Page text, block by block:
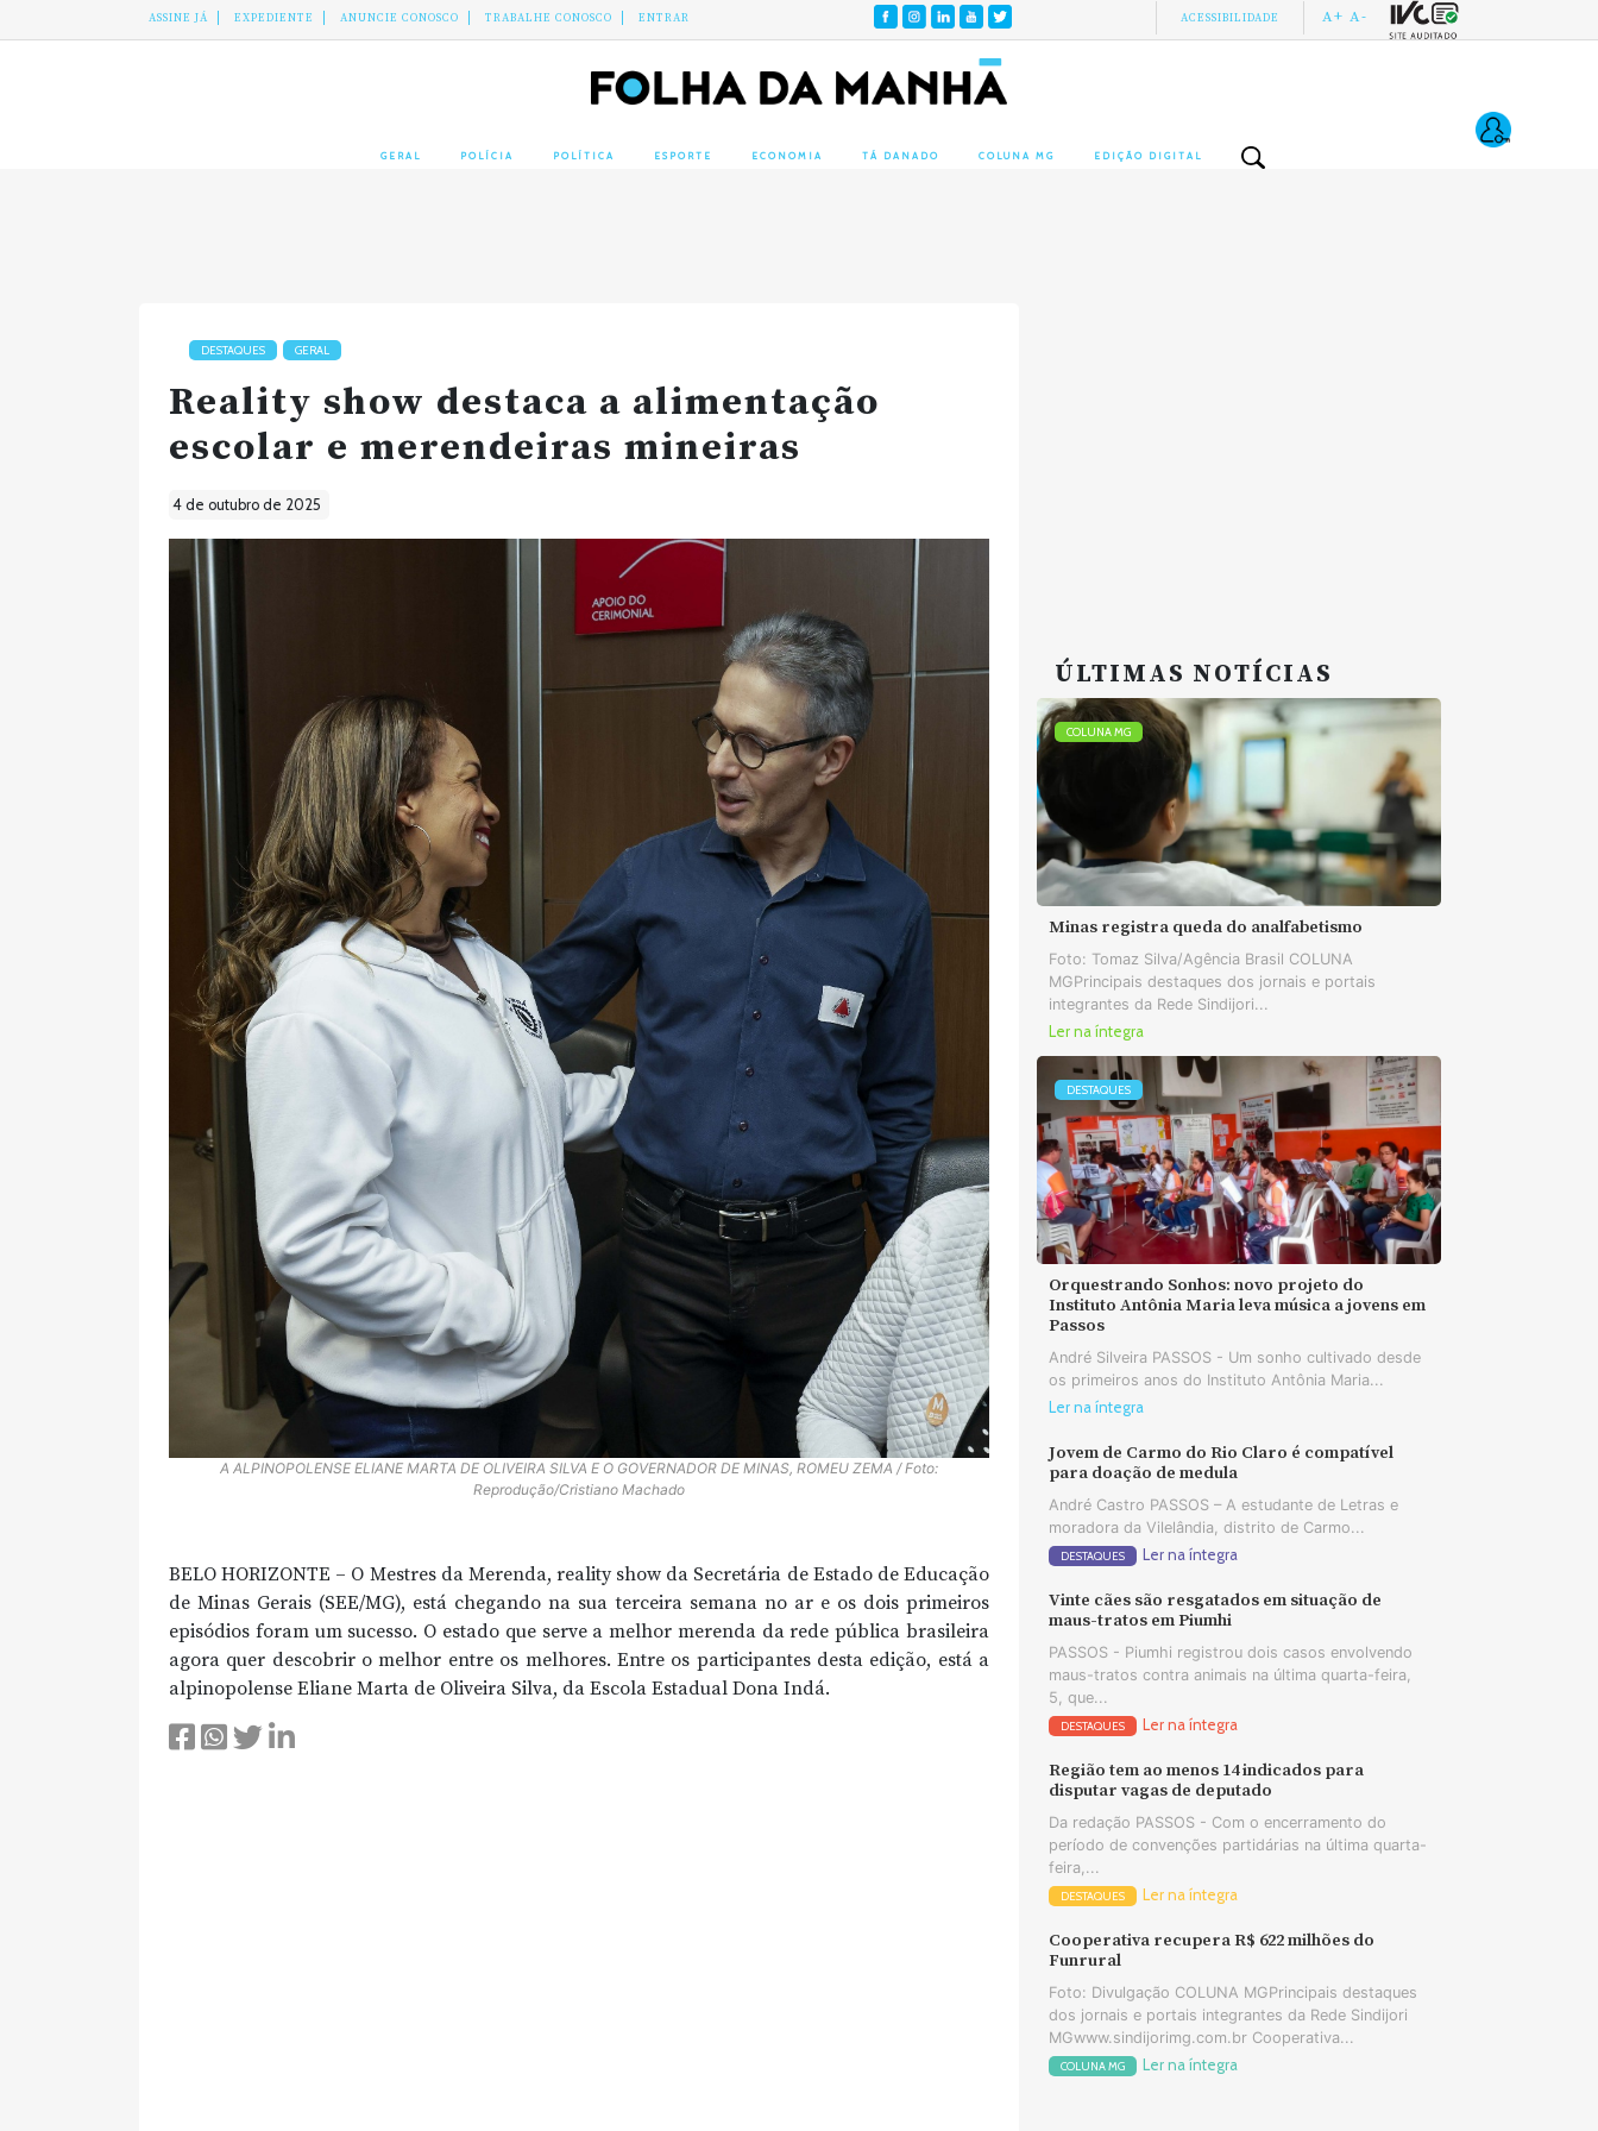
ASSINE JÁ EXPEDIENTE ANUNCIE CONOSCO TRABALHE CONOSCO ENTRAR ACESSIBILIDADE A+ A-
GERAL POLÍCIA POLÍTICA ESPORTE ECONOMIA TÁ DANADO COLUNA MG EDIÇÃO DIGITAL
DESTAQUES GERAL
Reality show destaca a alimentação
escolar e merendeiras mineiras
4 de outubro de 2025
A ALPINOPOLENSE ELIANE MARTA DE OLIVEIRA SILVA E O GOVERNADOR DE MINAS, ROMEU ZEMA / Foto:
Reprodução/Cristiano Machado
BELO HORIZONTE – O Mestres da Merenda, reality show da Secretária de Estado de Educação
de Minas Gerais (SEE/MG), está chegando na sua terceira semana no ar e os dois primeiros
episódios foram um sucesso. O estado que serve a melhor merenda da rede pública brasileira
agora quer descobrir o melhor entre os melhores. Entre os participantes desta edição, está a
alpinopolense Eliane Marta de Oliveira Silva, da Escola Estadual Dona Indá.
ÚLTIMAS NOTÍCIAS
COLUNA MG
Minas registra queda do analfabetismo
Foto: Tomaz Silva/Agência Brasil COLUNA
MGPrincipais destaques dos jornais e portais
integrantes da Rede Sindijori...
Ler na íntegra
DESTAQUES
Orquestrando Sonhos: novo projeto do
Instituto Antônia Maria leva música a jovens em
Passos
André Silveira PASSOS - Um sonho cultivado desde
os primeiros anos do Instituto Antônia Maria...
Ler na íntegra
Jovem de Carmo do Rio Claro é compatível
para doação de medula
André Castro PASSOS – A estudante de Letras e
moradora da Vilelândia, distrito de Carmo...
DESTAQUES Ler na íntegra
Vinte cães são resgatados em situação de
maus-tratos em Piumhi
PASSOS - Piumhi registrou dois casos envolvendo
maus-tratos contra animais na última quarta-feira,
5, que...
DESTAQUES Ler na íntegra
Região tem ao menos 14 indicados para
disputar vagas de deputado
Da redação PASSOS - Com o encerramento do
período de convenções partidárias na última quarta-
feira,...
DESTAQUES Ler na íntegra
Cooperativa recupera R$ 622 milhões do
Funrural
Foto: Divulgação COLUNA MGPrincipais destaques
dos jornais e portais integrantes da Rede Sindijori
MGwww.sindijorimg.com.br Cooperativa...
COLUNA MG Ler na íntegra